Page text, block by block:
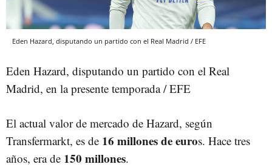
Eden Hazard, disputando un partido con el Real Madrid / EFE
Eden Hazard, disputando un partido con el Real
Madrid, en la presente temporada / EFE
El actual valor de mercado de Hazard, según
Transfermarkt, es de 16 millones de euros. Hace tres
años, era de 150 millones.